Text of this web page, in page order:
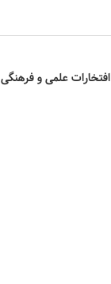
افتخارات علمی و فرهنگی